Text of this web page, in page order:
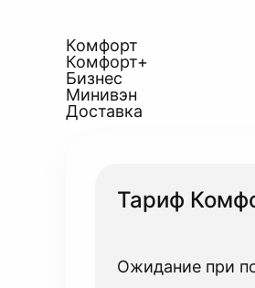
Комфорт
Комфорт+
Бизнес
Минивэн
Доставка
Тариф
Ожидание при